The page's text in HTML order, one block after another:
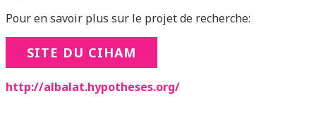
Pour en savoir plus sur le projet de recherche:
SITE DU CIHAM
http://albalat.hypotheses.org/